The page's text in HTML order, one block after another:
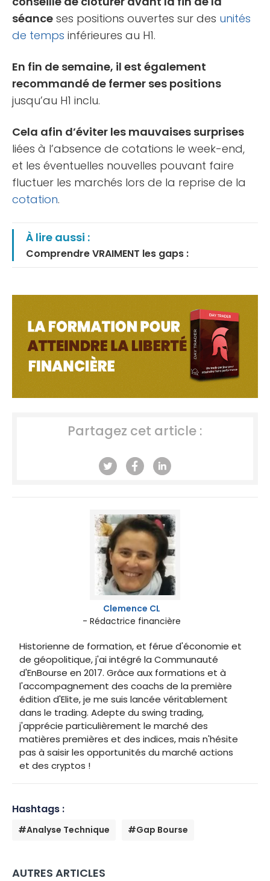
séance ses positions ouvertes sur des unités
de temps inférieures au H1.
En fin de semaine, il est également
recommandé de fermer ses positions
jusqu’au H1 inclu.
Cela afin d’éviter les mauvaises surprises
liées à l’absence de cotations le week-end,
et les éventuelles nouvelles pouvant faire
fluctuer les marchés lors de la reprise de la
cotation.
À lire aussi :
Comprendre VRAIMENT les gaps :
Partagez cet article :
Clemence CL
- Rédactrice financière
Historienne de formation, et férue d'économie et
de géopolitique, j'ai intégré la Communauté
d'EnBourse en 2017. Grâce aux formations et à
l'accompagnement des coachs de la première
édition d'Elite, je me suis lancée véritablement
dans le trading. Adepte du swing trading,
j'apprécie particulièrement le marché des
matières premières et des indices, mais n'hésite
pas à saisir les opportunités du marché actions
et des cryptos !
Hashtags :
#Analyse Technique #Gap Bourse
AUTRES ARTICLES